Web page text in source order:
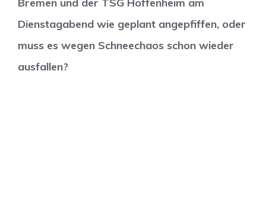
Dienstagabend wie geplant angepfiffen, oder
muss es wegen Schneechaos schon wieder
ausfallen?